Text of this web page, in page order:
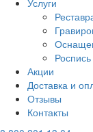
Акции
Доставка и
Отзывы
Контакты